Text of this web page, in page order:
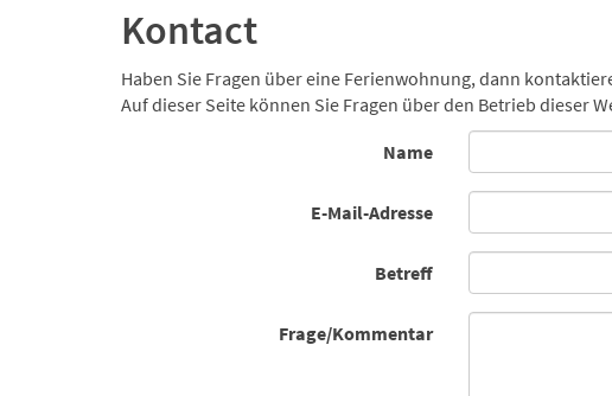
Kontact
Haben Sie Fragen über eine Ferienwohnung, dann
Auf dieser Seite können Sie Fragen über den Betrieb dieser
Name
E-Mail-Adresse
Betreff
Frage/Kommentar